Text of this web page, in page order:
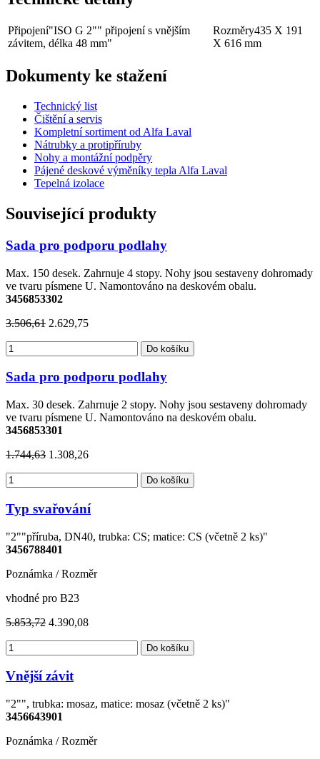
Připojení"ISO G 2"" připojení s vnějším
závitem, délka 48 mm"
Rozměry435 X 191
X 616 mm
Dokumenty ke stažení
Technický list
Čištění a servis
Kompletní sortiment od Alfa Laval
Nátrubky a protipříruby
Nohy a montážní podpěry
Pájené deskové výměníky tepla Alfa Laval
Tepelná izolace
Související produkty
Sada pro podporu podlahy
Max. 150 desek. Zahrnuje 4 stopy. Nohy jsou sestaveny dohromady
ve tvaru písmene U. Namontováno na deskovém obalu.
3456853302
3.506,61 2.629,75
Do košíku
Sada pro podporu podlahy
Max. 30 desek. Zahrnuje 2 stopy. Nohy jsou sestaveny dohromady
ve tvaru písmene U. Namontováno na deskovém obalu.
3456853301
1.744,63 1.308,26
Do košíku
Typ svařování
"2""příruba, DN40, trubka: CS; matice: CS (včetně 2 ks)"
3456788401
Poznámka / Rozměr
vhodné pro B23
5.853,72 4.390,08
Do košíku
Vnější závit
"2"", trubka: mosaz, matice: mosaz (včetně 2 ks)"
3456643901
Poznámka / Rozměr